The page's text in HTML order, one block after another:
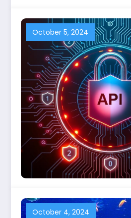
October 5, 2024
October 4, 2024